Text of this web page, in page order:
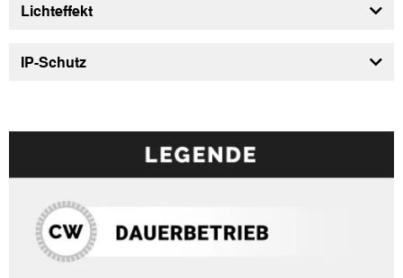
Lichteffekt
IP-Schutz